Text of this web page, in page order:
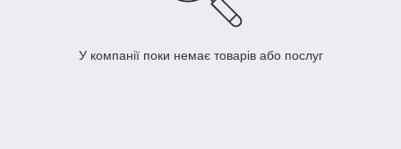
У компанії поки немає товарів або послуг